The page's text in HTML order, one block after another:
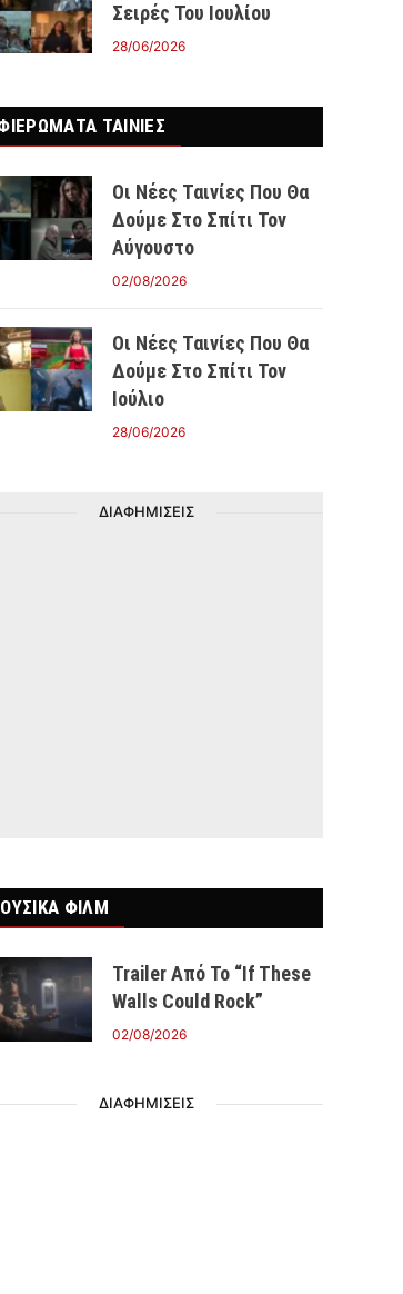
Σειρές Του Ιουλίου
28/06/2026
ΤΑΙΝΊΕΣ
Οι Νέες Ταινίες Που Θα
Δούμε Στο Σπίτι Τον
Αύγουστο
02/08/2026
Οι Νέες Ταινίες Που Θα
Δούμε Στο Σπίτι Τον
Ιούλιο
28/06/2026
ΔΙΑΦΗΜΙΣΕΙΣ
ΦΙΛΜ
Trailer Από Το “If These
Walls Could Rock”
02/08/2026
ΔΙΑΦΗΜΙΣΕΙΣ